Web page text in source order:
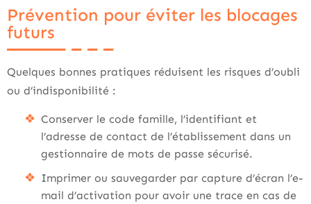
Prévention pour éviter les blocages
futurs
Quelques bonnes pratiques réduisent les risques d’oubli
ou d’indisponibilité :
Conserver le code famille, l’identifiant et
l’adresse de contact de l’établissement dans un
gestionnaire de mots de passe sécurisé.
Imprimer ou sauvegarder par capture d’écran l’e-
mail d’activation pour avoir une trace en cas de